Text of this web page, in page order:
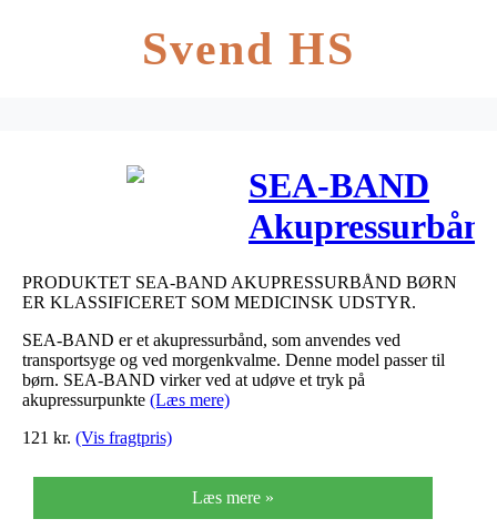
Svend HS
SEA-BAND
børn BLÅ 1
par
PRODUKTET SEA-BAND AKUPRESSURBÅND BØRN
ER KLASSIFICERET SOM MEDICINSK UDSTYR.
SEA-BAND er et akupressurbånd, som anvendes ved
transportsyge og ved morgenkvalme. Denne model passer til
børn. SEA-BAND virker ved at udøve et tryk på
akupressurpunkte (Læs mere)
121 kr. (Vis fragtpris)
Læs mere »